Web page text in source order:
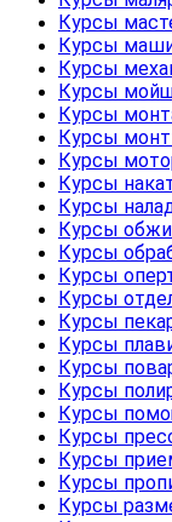
Курсы
Курсы
Курсы
Курсы
Курсы
Курсы
Курсы
Курсы
Курсы
Курсы
Курсы
Курсы
Курсы
Курсы
Курсы
Курсы
Курсы
Курсы
Курсы
Курсы
Курсы
Курсы